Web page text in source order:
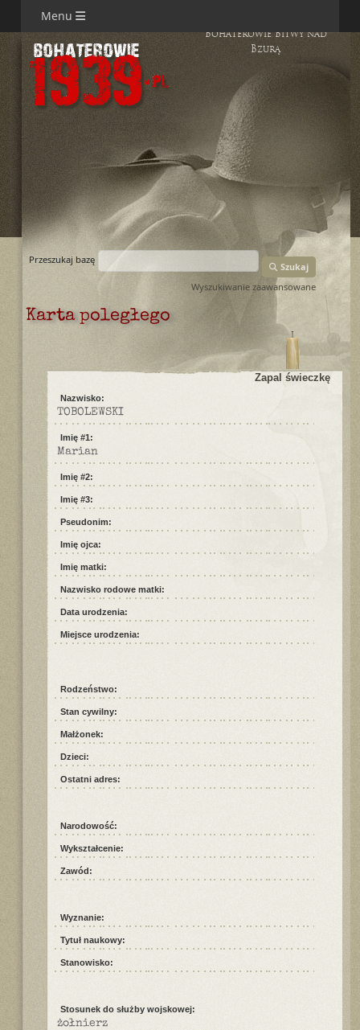
Menu
Bohaterowie Bitwy nad
Bzurą
Przeszukaj bazę
Szukaj
Wyszukiwanie zaawansowane
Karta poległego
Zapal świeczkę
Nazwisko:
TOBOLEWSKI
Imię #1:
Marian
Imię #2:
Imię #3:
Pseudonim:
Imię ojca:
Imię matki:
Nazwisko rodowe matki:
Data urodzenia:
Miejsce urodzenia:
Rodzeństwo:
Stan cywilny:
Małżonek:
Dzieci:
Ostatni adres:
Narodowość:
Wykształcenie:
Zawód:
Wyznanie:
Tytuł naukowy:
Stanowisko:
Stosunek do służby wojskowej:
żołnierz